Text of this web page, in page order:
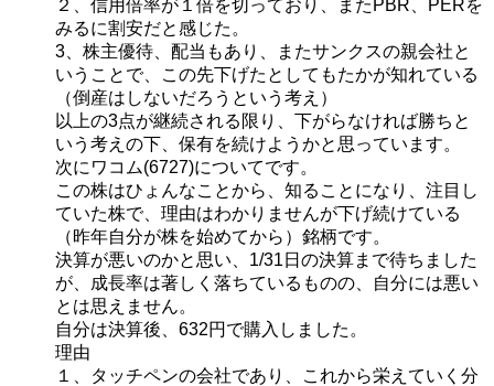
２、信用倍率が１倍を切っており、またPBR、PERを
みるに割安だと感じた。
3、株主優待、配当もあり、またサンクスの親会社と
いうことで、この先下げたとしてもたかが知れている
（倒産はしないだろうという考え）
以上の3点が継続される限り、下がらなければ勝ちと
いう考えの下、保有を続けようかと思っています。
次にワコム(6727)についてです。
この株はひょんなことから、知ることになり、注目し
ていた株で、理由はわかりませんが下げ続けている
（昨年自分が株を始めてから）銘柄です。
決算が悪いのかと思い、1/31日の決算まで待ちました
が、成長率は著しく落ちているものの、自分には悪い
とは思えません。
自分は決算後、632円で購入しました。
理由
１、タッチペンの会社であり、これから栄えていく分